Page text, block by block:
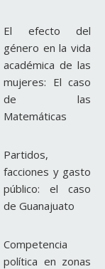
El efecto del
género en la vida
académica de las
mujeres: El caso
de las
Matemáticas
Partidos,
facciones y gasto
público: el caso
de Guanajuato
Competencia
política en zonas